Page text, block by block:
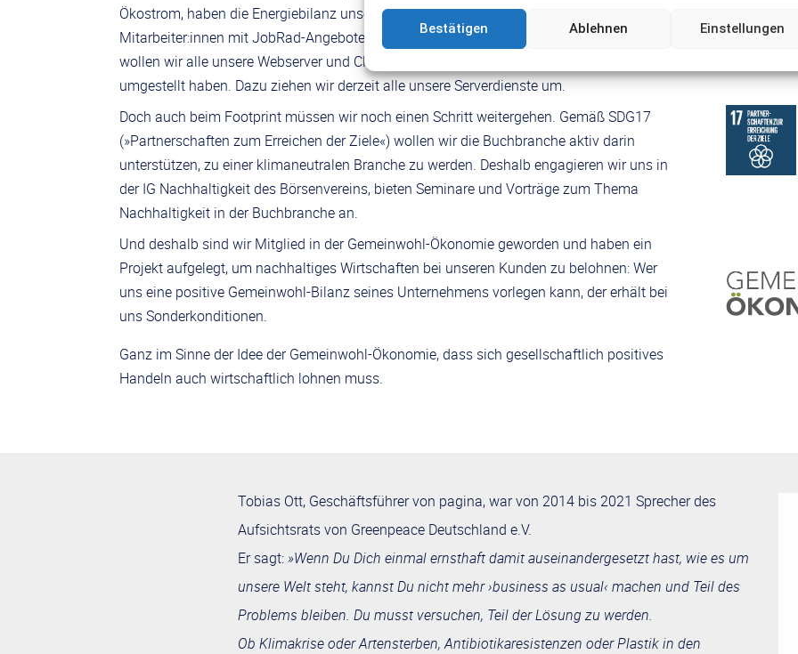
Bestätigen Ablehnen Einstellungen
Ökostrom, haben die Energiebilanz unseres Büros optimiert, unterstützen die
Mitarbeiter:innen mit JobRad-Angeboten und einer E-Bike-Ladestation. Bis Ende 2022
wollen wir alle unsere Webserver und Cloud-Angebote auch auf 100% Ökostrom
umgestellt haben. Dazu ziehen wir derzeit alle unsere Serverdienste um.
Doch auch beim Footprint müssen wir noch einen Schritt weitergehen. Gemäß SDG17
(»Partnerschaften zum Erreichen der Ziele«) wollen wir die Buchbranche aktiv darin
unterstützen, zu einer klimaneutralen Branche zu werden. Deshalb engagieren wir uns in
der IG Nachhaltigkeit des Börsenvereins, bieten Seminare und Vorträge zum Thema
Nachhaltigkeit in der Buchbranche an.
Und deshalb sind wir Mitglied in der Gemeinwohl-Ökonomie geworden und haben ein
Projekt aufgelegt, um nachhaltiges Wirtschaften bei unseren Kunden zu belohnen: Wer
uns eine positive Gemeinwohl-Bilanz seines Unternehmens vorlegen kann, der erhält bei
uns Sonderkonditionen.
Ganz im Sinne der Idee der Gemeinwohl-Ökonomie, dass sich gesellschaftlich positives
Handeln auch wirtschaftlich lohnen muss.
Tobias Ott, Geschäftsführer von pagina, war von 2014 bis 2021 Sprecher des
Aufsichtsrats von Greenpeace Deutschland e.V.
Er sagt:»Wenn Du Dich einmal ernsthaft damit auseinandergesetzt hast, wie es um
unsere Welt steht, kannst Du nicht mehr ›business as usual‹ machen und Teil des
Problems bleiben. Du musst versuchen, Teil der Lösung zu werden.
Ob Klimakrise oder Artensterben, Antibiotikaresistenzen oder Plastik in den